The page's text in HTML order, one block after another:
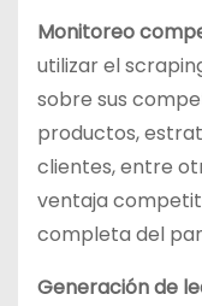
Monitoreo
utilizar el
sobre sus
productos,
clientes, entre
ventaja
completa del
Generación de